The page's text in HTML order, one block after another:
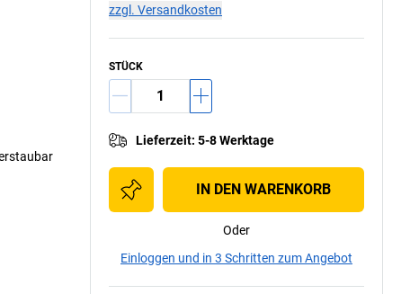
zzgl. Versandkosten
STÜCK
Lieferzeit: 5-8 Werktage
IN DEN WARENKORB
Oder
Einloggen und in 3 Schritten zum Angebot